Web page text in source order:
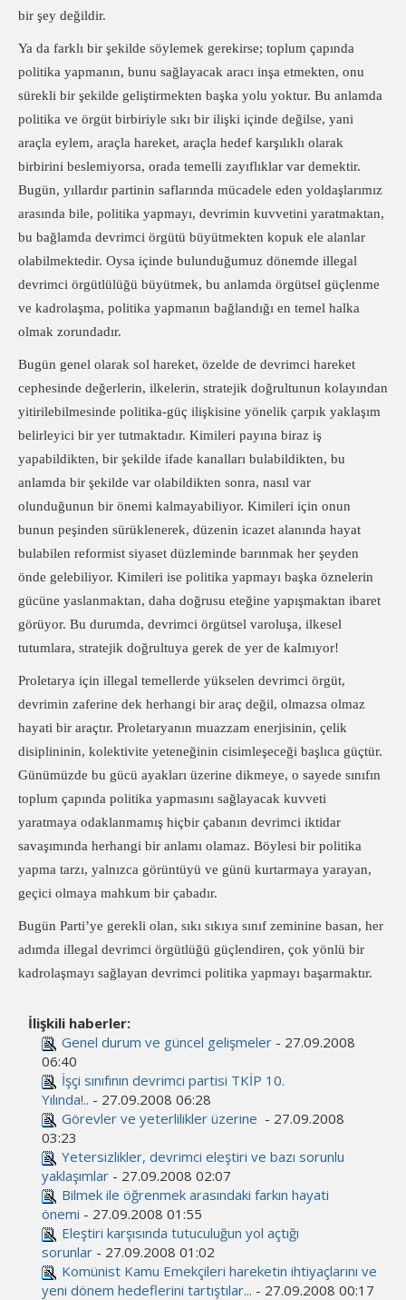
bir şey değildir.
Ya da farklı bir şekilde söylemek gerekirse; toplum çapında
politika yapmanın, bunu sağlayacak aracı inşa etmekten, onu
sürekli bir şekilde geliştirmekten başka yolu yoktur. Bu anlamda
politika ve örgüt birbiriyle sıkı bir ilişki içinde değilse, yani
araçla eylem, araçla hareket, araçla hedef karşılıklı olarak
birbirini beslemiyorsa, orada temelli zayıflıklar var demektir.
Bugün, yıllardır partinin saflarında mücadele eden yoldaşlarımız
arasında bile, politika yapmayı, devrimin kuvvetini yaratmaktan,
bu bağlamda devrimci örgütü büyütmekten kopuk ele alanlar
olabilmektedir. Oysa içinde bulunduğumuz dönemde illegal
devrimci örgütlülüğü büyütmek, bu anlamda örgütsel güçlenme
ve kadrolaşma, politika yapmanın bağlandığı en temel halka
olmak zorundadır.
Bugün genel olarak sol hareket, özelde de devrimci hareket
cephesinde değerlerin, ilkelerin, stratejik doğrultunun kolayından
yitirilebilmesinde politika-güç ilişkisine yönelik çarpık yaklaşım
belirleyici bir yer tutmaktadır. Kimileri payına biraz iş
yapabildikten, bir şekilde ifade kanalları bulabildikten, bu
anlamda bir şekilde var olabildikten sonra, nasıl var
olunduğunun bir önemi kalmayabiliyor. Kimileri için onun
bunun peşinden sürüklenerek, düzenin icazet alanında hayat
bulabilen reformist siyaset düzleminde barınmak her şeyden
önde gelebiliyor. Kimileri ise politika yapmayı başka öznelerin
gücüne yaslanmaktan, daha doğrusu eteğine yapışmaktan ibaret
görüyor. Bu durumda, devrimci örgütsel varoluşa, ilkesel
tutumlara, stratejik doğrultuya gerek de yer de kalmıyor!
Proletarya için illegal temellerde yükselen devrimci örgüt,
devrimin zaferine dek herhangi bir araç değil, olmazsa olmaz
hayati bir araçtır. Proletaryanın muazzam enerjisinin, çelik
disiplininin, kolektivite yeteneğinin cisimleşeceği başlıca güçtür.
Günümüzde bu gücü ayakları üzerine dikmeye, o sayede sınıfın
toplum çapında politika yapmasını sağlayacak kuvveti
yaratmaya odaklanmamış hiçbir çabanın devrimci iktidar
savaşımında herhangi bir anlamı olamaz. Böylesi bir politika
yapma tarzı, yalnızca görüntüyü ve günü kurtarmaya yarayan,
geçici olmaya mahkum bir çabadır.
Bugün Parti’ye gerekli olan, sıkı sıkıya sınıf zeminine basan, her
adımda illegal devrimci örgütlüğü güçlendiren, çok yönlü bir
kadrolaşmayı sağlayan devrimci politika yapmayı başarmaktır.
İlişkili haberler:
Genel durum ve güncel gelişmeler - 27.09.2008
06:40
İşçi sınıfının devrimci partisi TKİP 10.
Yılında!.. - 27.09.2008 06:28
Görevler ve yeterlilikler üzerine - 27.09.2008
03:23
Yetersizlikler, devrimci eleştiri ve bazı sorunlu
yaklaşımlar - 27.09.2008 02:07
Bilmek ile öğrenmek arasındaki farkın hayati
önemi - 27.09.2008 01:55
Eleştiri karşısında tutuculuğun yol açtığı
sorunlar - 27.09.2008 01:02
Komünist Kamu Emekçileri hareketin ihtiyaçlarını ve
yeni dönem hedeflerini tartıştılar... - 27.09.2008 00:17